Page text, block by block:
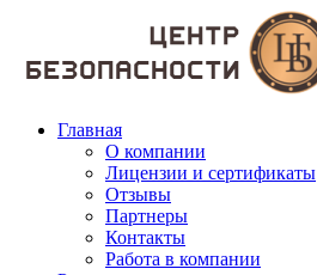
Главная
О компании
Лицензии и сертификаты
Отзывы
Партнеры
Контакты
Работа в компании